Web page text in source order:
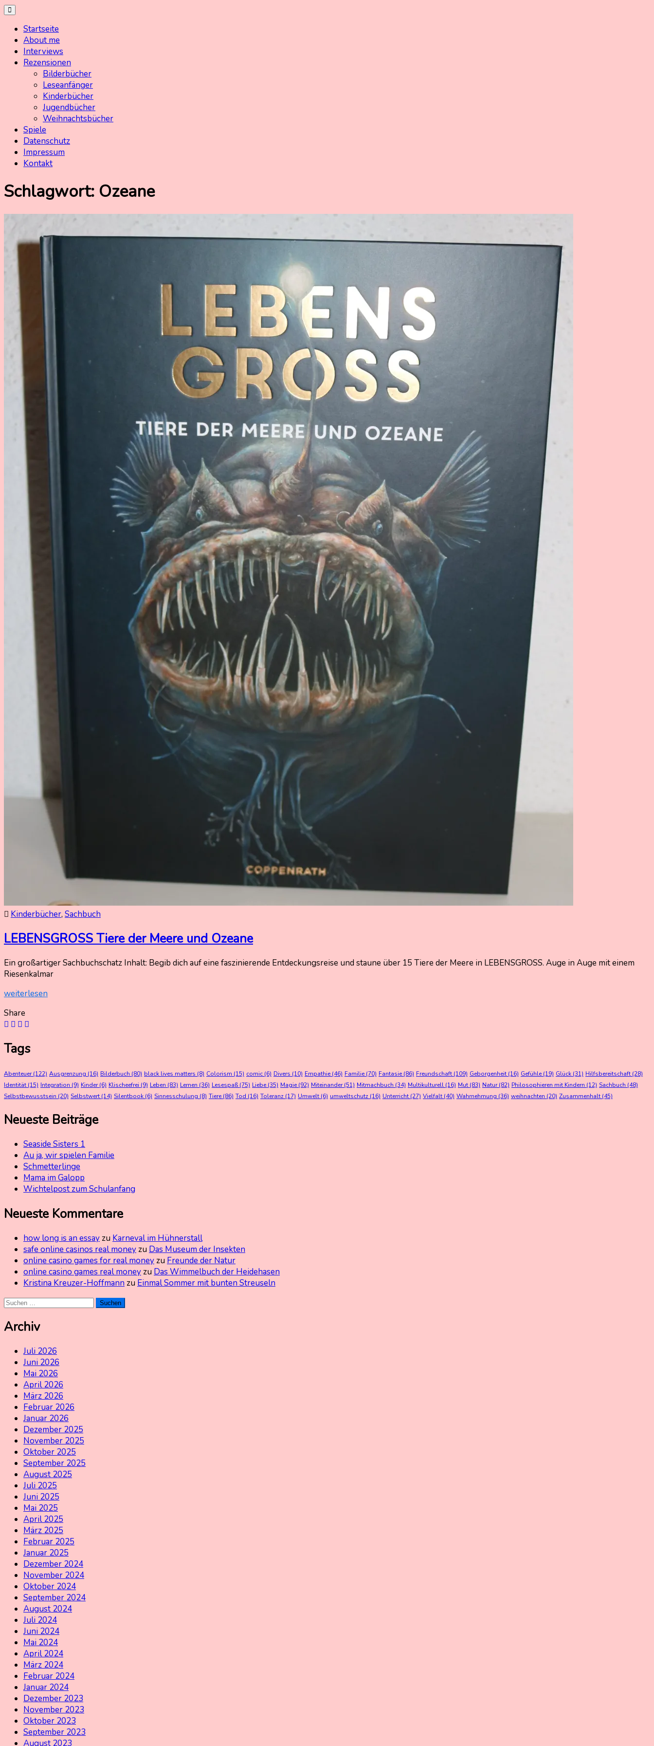
Skip
content
Kinderbuchschatz.de
Kinderbücher mit Herz
Startseite
About me
Interviews
Rezensionen
Bilderbücher
Leseanfänger
Kinderbücher
Jugendbücher
Weihnachtsbücher
Spiele
Datenschutz
Impressum
Kontakt
Schlagwort: Ozeane
Kinderbücher, Sachbuch
LEBENSGROSS Tiere der Meere und Ozeane
11.
202411.
Januar
2024
Nadine
Ein großartiger Sachbuchschatz Inhalt: Begib dich auf eine faszinierende Entdeckungsreise und staune über 15 Tiere der Meere in LEBENSGROSS. Auge in Auge mit einem
Riesenkalmar
weiterlesen
Share
Tags
Abenteuer(122) Ausgrenzung (16) Bilderbuch (80) black lives matters (8) Colorism (15) comic (6) Divers (10) Empathie(46) Familie(70) Fantasie(86) Freundschaft (109) Geborgenheit (16) Gefühle(19) Glück (31) Hilfsbereitschaft (28)
Identität (15) Integration (9) Kinder(6) Klischeefrei (9) Leben (83) Lernen (36) Lesespaß (75) Liebe(35) Magie(92) Miteinander(51) Mitmachbuch (34) Multikulturell (16) Mut (83) Natur(82) Philosophieren mit Kindern (12) Sachbuch (48)
Selbstbewusstsein (20) Selbstwert (14) Silentbook (6) Sinnesschulung (8) Tiere(86) Tod (16) Toleranz (17) Umwelt (6) umweltschutz (16) Unterricht (27) Vielfalt (40) Wahrnehmung (36) weihnachten (20) Zusammenhalt (45)
Neueste Beiträge
Seaside Sisters 1
Au ja, wir spielen Familie
Schmetterlinge
Mama im Galopp
Wichtelpost zum Schulanfang
Neueste Kommentare
how long is an essayzu Karneval im Hühnerstall
safe online casinos real moneyzu Das Museum der Insekten
online casino games for real moneyzu Freunde der Natur
online casino games real moneyzu Das Wimmelbuch der Heidehasen
Kristina Kreuzer-Hoffmannzu Einmal Sommer mit bunten Streuseln
Suchen
Archiv
Juli 2026
Juni 2026
Mai 2026
April 2026
März 2026
Februar 2026
Januar 2026
Dezember 2025
November 2025
Oktober 2025
September 2025
August 2025
Juli 2025
Juni 2025
Mai 2025
April 2025
März 2025
Februar 2025
Januar 2025
Dezember 2024
November 2024
Oktober 2024
September 2024
August 2024
Juli 2024
Juni 2024
Mai 2024
April 2024
März 2024
Februar 2024
Januar 2024
Dezember 2023
November 2023
Oktober 2023
September 2023
August 2023